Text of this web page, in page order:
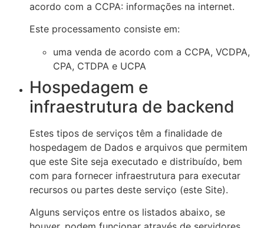
acordo com a CCPA: informações na internet.
Este processamento consiste em:
uma venda de acordo com a CCPA, VCDPA,
CPA, CTDPA e UCPA
Hospedagem e
infraestrutura de backend
Estes tipos de serviços têm a finalidade de
hospedagem de Dados e arquivos que permitem
que este Site seja executado e distribuído, bem
com para fornecer infraestrutura para executar
recursos ou partes deste serviço (este Site).
Alguns serviços entre os listados abaixo, se